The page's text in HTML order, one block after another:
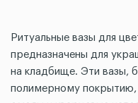
Ритуальные вазы для
предназначены для
на кладбище. Эти вазы,
полимерному